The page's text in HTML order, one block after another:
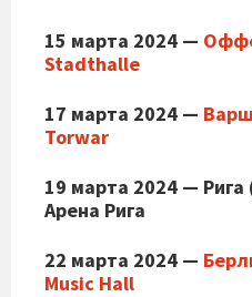
15 марта 2024 —
Stadthalle
17 марта 2024 —
Torwar
19 марта 2024 —
Арена Рига
22 марта 2024 —
Music Hall